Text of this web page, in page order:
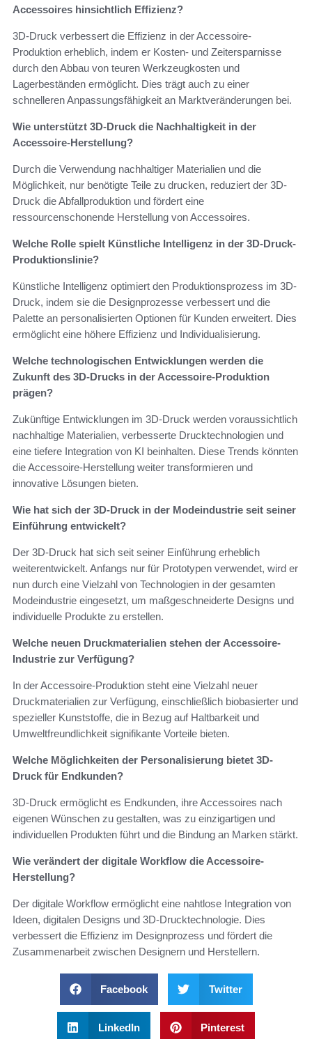
Accessoires hinsichtlich Effizienz?
3D-Druck verbessert die Effizienz in der Accessoire-
Produktion erheblich, indem er Kosten- und Zeitersparnisse
durch den Abbau von teuren Werkzeugkosten und
Lagerbeständen ermöglicht. Dies trägt auch zu einer
schnelleren Anpassungsfähigkeit an Marktveränderungen bei.
Wie unterstützt 3D-Druck die Nachhaltigkeit in der
Accessoire-Herstellung?
Durch die Verwendung nachhaltiger Materialien und die
Möglichkeit, nur benötigte Teile zu drucken, reduziert der 3D-
Druck die Abfallproduktion und fördert eine
ressourcenschonende Herstellung von Accessoires.
Welche Rolle spielt Künstliche Intelligenz in der 3D-Druck-
Produktionslinie?
Künstliche Intelligenz optimiert den Produktionsprozess im 3D-
Druck, indem sie die Designprozesse verbessert und die
Palette an personalisierten Optionen für Kunden erweitert. Dies
ermöglicht eine höhere Effizienz und Individualisierung.
Welche technologischen Entwicklungen werden die
Zukunft des 3D-Drucks in der Accessoire-Produktion
prägen?
Zukünftige Entwicklungen im 3D-Druck werden voraussichtlich
nachhaltige Materialien, verbesserte Drucktechnologien und
eine tiefere Integration von KI beinhalten. Diese Trends könnten
die Accessoire-Herstellung weiter transformieren und
innovative Lösungen bieten.
Wie hat sich der 3D-Druck in der Modeindustrie seit seiner
Einführung entwickelt?
Der 3D-Druck hat sich seit seiner Einführung erheblich
weiterentwickelt. Anfangs nur für Prototypen verwendet, wird er
nun durch eine Vielzahl von Technologien in der gesamten
Modeindustrie eingesetzt, um maßgeschneiderte Designs und
individuelle Produkte zu erstellen.
Welche neuen Druckmaterialien stehen der Accessoire-
Industrie zur Verfügung?
In der Accessoire-Produktion steht eine Vielzahl neuer
Druckmaterialien zur Verfügung, einschließlich biobasierter und
spezieller Kunststoffe, die in Bezug auf Haltbarkeit und
Umweltfreundlichkeit signifikante Vorteile bieten.
Welche Möglichkeiten der Personalisierung bietet 3D-
Druck für Endkunden?
3D-Druck ermöglicht es Endkunden, ihre Accessoires nach
eigenen Wünschen zu gestalten, was zu einzigartigen und
individuellen Produkten führt und die Bindung an Marken stärkt.
Wie verändert der digitale Workflow die Accessoire-
Herstellung?
Der digitale Workflow ermöglicht eine nahtlose Integration von
Ideen, digitalen Designs und 3D-Drucktechnologie. Dies
verbessert die Effizienz im Designprozess und fördert die
Zusammenarbeit zwischen Designern und Herstellern.
Facebook Twitter
LinkedIn Pinterest